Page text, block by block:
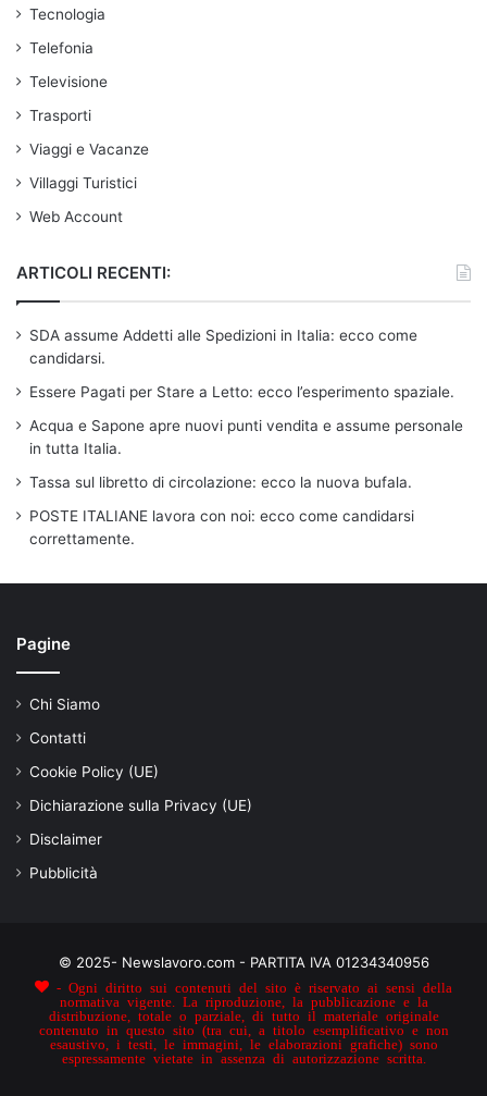
Tecnologia
Telefonia
Televisione
Trasporti
Viaggi e Vacanze
Villaggi Turistici
Web Account
ARTICOLI RECENTI:
SDA assume Addetti alle Spedizioni in Italia: ecco come
candidarsi.
Essere Pagati per Stare a Letto: ecco l’esperimento spaziale.
Acqua e Sapone apre nuovi punti vendita e assume personale
in tutta Italia.
Tassa sul libretto di circolazione: ecco la nuova bufala.
POSTE ITALIANE lavora con noi: ecco come candidarsi
correttamente.
Pagine
Chi Siamo
Contatti
Cookie Policy (UE)
Dichiarazione sulla Privacy (UE)
Disclaimer
Pubblicità
© 2025- Newslavoro.com - PARTITA IVA 01234340956
- Ogni diritto sui contenuti del sito è riservato ai sensi della
normativa vigente. La riproduzione, la pubblicazione e la
distribuzione, totale o parziale, di tutto il materiale originale
contenuto in questo sito (tra cui, a titolo esemplificativo e non
esaustivo, i testi, le immagini, le elaborazioni grafiche) sono
espressamente vietate in assenza di autorizzazione scritta.